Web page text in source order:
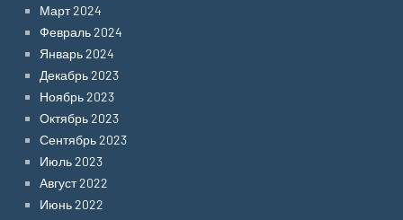
Март 2024
Февраль 2024
Январь 2024
Декабрь 2023
Ноябрь 2023
Октябрь 2023
Сентябрь 2023
Июль 2023
Август 2022
Июнь 2022